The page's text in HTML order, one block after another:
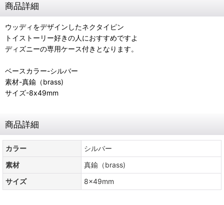
商品詳細
ウッディをデザインしたネクタイピン
トイストーリー好きの人におすすめですよ
ディズニーの専用ケース付きとなります。
ベースカラー-シルバー
素材-真鍮（brass)
サイズ-8x49mm
商品詳細
カラー
シルバー
素材
真鍮（brass)
サイズ
8x49mm